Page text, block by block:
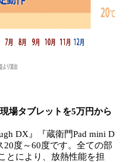
場タブレットを5万円から
DX』『蔵衛門Pad mini D
度～60度です。全ての部
とにより、放熱性能を担